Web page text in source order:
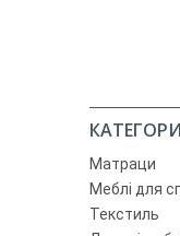
Матраци
Меблі для
Текстиль